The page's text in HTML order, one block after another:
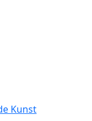
Kunst